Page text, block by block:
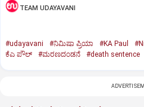
TEAM UDAYAVANI
#udayavani #ನಿಮಿಷಾ ಪ್ರಿಯಾ #KA Paul
ಕೆಎ ಪೌಲ್
#ಮರಣದಂಡನೆ #death sentence